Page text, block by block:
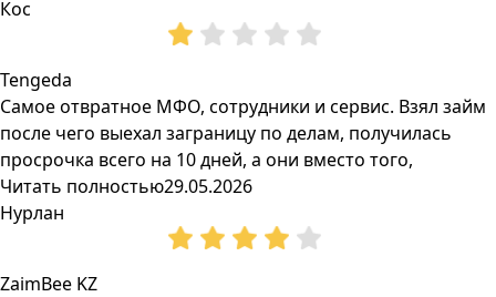
Кос
Tengeda
Самое отвратное МФО, сотрудники и сервис. Взял займ
после чего выехал заграницу по делам, получилась
просрочка всего на 10 дней, а они вместо того,
Читать полностью29.05.2026
Нурлан
ZaimBee KZ